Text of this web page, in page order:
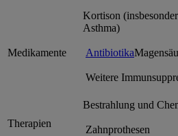
Medikamente
Kortison
Asthma)
Antibiotika
Weitere
Therapien
Bestrahlung und
Zahnprothesen